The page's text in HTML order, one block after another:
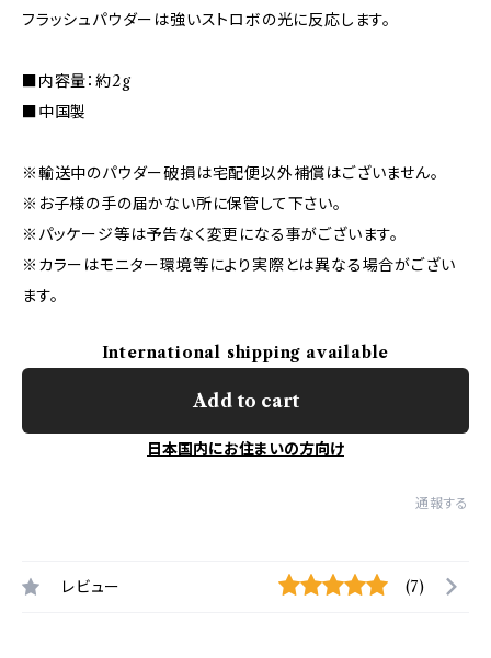
フラッシュパウダーは強いストロボの光に反応します。
■内容量：約2g
■中国製
※輸送中のパウダー破損は宅配便以外補償はございません。
※お子様の手の届かない所に保管して下さい。
※パッケージ等は予告なく変更になる事がございます。
※カラーはモニター環境等により実際とは異なる場合がござい
ます。
International shipping available
Add to cart
日本国内にお住まいの方向け
通報する
レビュー (7)